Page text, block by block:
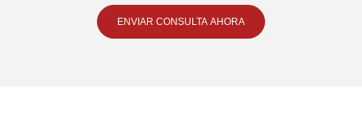
ENVIAR CONSULTA AHORA